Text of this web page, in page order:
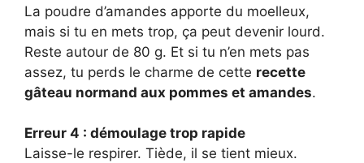
La poudre d’amandes apporte du moelleux,
mais si tu en mets trop, ça peut devenir lourd.
Reste autour de 80 g. Et si tu n’en mets pas
assez, tu perds le charme de cette recette
gâteau normand aux pommes et amandes.
Erreur 4 : démoulage trop rapide
Laisse-le respirer. Tiède, il se tient mieux.